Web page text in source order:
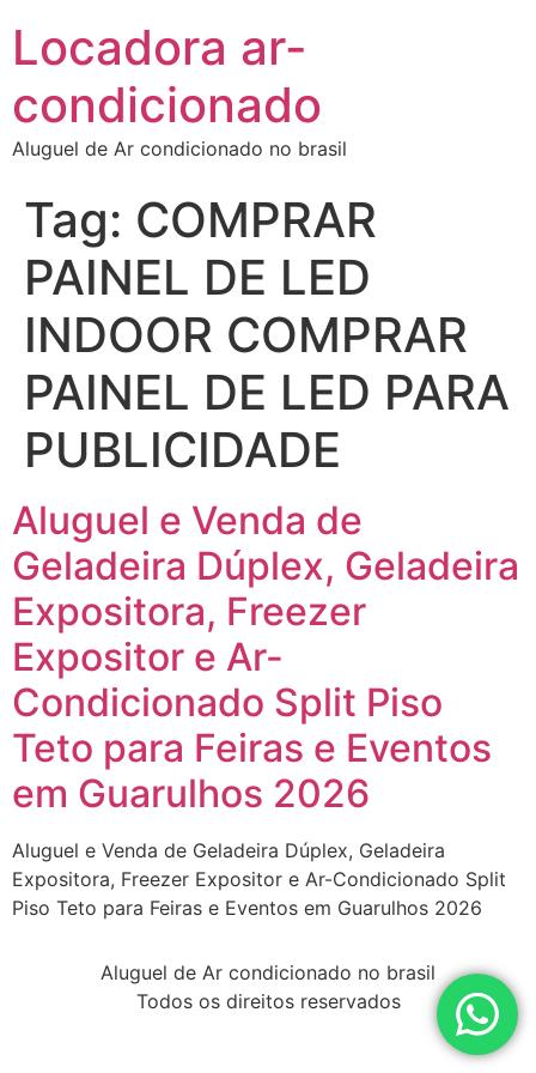
Locadora ar-
condicionado
Aluguel de Ar condicionado no brasil
Tag: COMPRAR
PAINEL DE LED
INDOOR COMPRAR
PAINEL DE LED PARA
PUBLICIDADE
Aluguel e Venda de
Geladeira Dúplex, Geladeira
Expositora, Freezer
Expositor e Ar-
Condicionado Split Piso
Teto para Feiras e Eventos
em Guarulhos 2026
Aluguel e Venda de Geladeira Dúplex, Geladeira
Expositora, Freezer Expositor e Ar-Condicionado Split
Piso Teto para Feiras e Eventos em Guarulhos 2026
Aluguel de Ar condicionado no brasil
Todos os direitos reservados